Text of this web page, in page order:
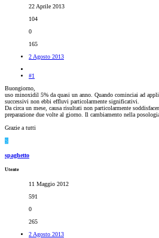
22 Aprile 2013
104
0
165
2 Agosto 2013
#1
Buongiorno,
uso minoxidil 5% da quasi un anno. Quando cominciai ad
successivi non ebbi effluvi particolarmente significativi.
Da circa un mese, causa risultati non particolarmente
preparazione due volte al giorno. Il cambiamento nella
Grazie a tutti
S
spaghetto
Utente
11 Maggio 2012
591
0
265
2 Agosto 2013